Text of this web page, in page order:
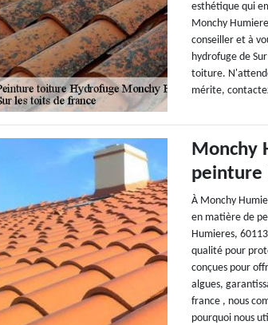
esthétique qui
Monchy
conseiller et à
hydrofuge de
toiture.
mérite,
Monchy
peinture
À Monchy
en matière de
Humieres,
qualité pour
conçues pour
algues,
france , nous
pourquoi nous